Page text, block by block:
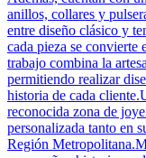
anillos, collares y
entre diseño clásico y
cada pieza se convierte
trabajo combina la
permitiendo realizar
historia de cada
reconocida zona de
personalizada tanto en
Región